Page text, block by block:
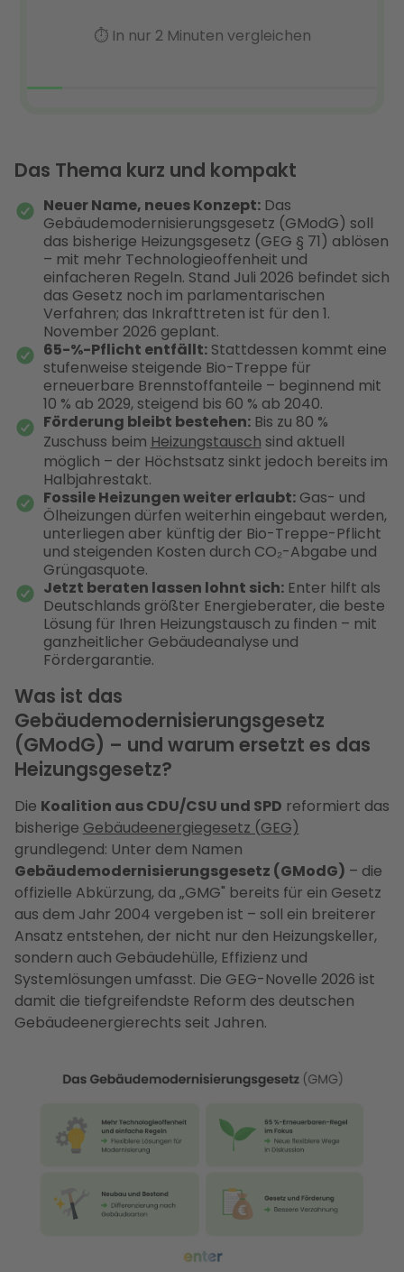
Das Thema kurz und kompakt
Neuer Name, neues Konzept:Das
Gebäudemodernisierungsgesetz (GModG) soll
das bisherige Heizungsgesetz (GEG § 71) ablösen
– mit mehr Technologieoffenheit und
einfacheren Regeln. Stand Juli 2026 befindet sich
das Gesetz noch im parlamentarischen
Verfahren; das Inkrafttreten ist für den 1.
November 2026 geplant.
65-%-Pflicht entfällt:Stattdessen kommt eine
stufenweise steigende Bio-Treppe für
erneuerbare Brennstoffanteile – beginnend mit
10 % ab 2029, steigend bis 60 % ab 2040.
Förderung bleibt bestehen:Bis zu 80 %
Zuschuss beim Heizungstausch sind aktuell
möglich – der Höchstsatz sinkt jedoch bereits im
Halbjahrestakt.
Fossile Heizungen weiter erlaubt:Gas- und
Ölheizungen dürfen weiterhin eingebaut werden,
unterliegen aber künftig der Bio-Treppe-Pflicht
und steigenden Kosten durch CO₂-Abgabe und
Grüngasquote.
Jetzt beraten lassen lohnt sich:Enter hilft als
Deutschlands größter Energieberater, die beste
Lösung für Ihren Heizungstausch zu finden – mit
ganzheitlicher Gebäudeanalyse und
Fördergarantie.
Was ist das
Gebäudemodernisierungsgesetz
(GModG) – und warum ersetzt es das
Heizungsgesetz?
Die Koalition aus CDU/CSU und SPD reformiert das
bisherige Gebäudeenergiegesetz (GEG)
grundlegend: Unter dem Namen
Gebäudemodernisierungsgesetz (GModG) – die
offizielle Abkürzung, da „GMG" bereits für ein Gesetz
aus dem Jahr 2004 vergeben ist – soll ein breiterer
Ansatz entstehen, der nicht nur den Heizungskeller,
sondern auch Gebäudehülle, Effizienz und
Systemlösungen umfasst. Die GEG-Novelle 2026 ist
damit die tiefgreifendste Reform des deutschen
Gebäudeenergierechts seit Jahren.